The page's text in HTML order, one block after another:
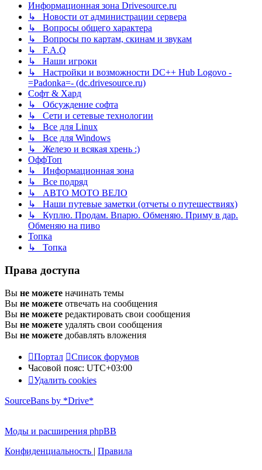
Информационная зона Drivesource.ru
↳ Новости от администрации сервера
↳ Вопросы общего характера
↳ Вопросы по картам, скинам и звукам
↳ F.A.Q
↳ Наши игроки
↳ Настройки и возможности DC++ Hub Logovo -
=Padonka=- (dc.drivesource.ru)
Софт & Хард
↳ Обсуждение софта
↳ Сети и сетевые технологии
↳ Все для Linux
↳ Все для Windows
↳ Железо и всякая хрень :)
ОффТоп
↳ Информационная зона
↳ Все подряд
↳ АВТО МОТО ВЕЛО
↳ Наши путевые заметки (отчеты о путешествиях)
↳ Куплю. Продам. Впарю. Обменяю. Приму в дар.
Обменяю на пиво
Топка
↳ Топка
Права доступа
Вы не можете начинать темы
Вы не можете отвечать на сообщения
Вы не можете редактировать свои сообщения
Вы не можете удалять свои сообщения
Вы не можете добавлять вложения
Портал
Список форумов
Часовой пояс: UTC+03:00
Удалить cookies
SourceBans by *Drive*
Моды и расширения phpBB
Конфиденциальность | Правила